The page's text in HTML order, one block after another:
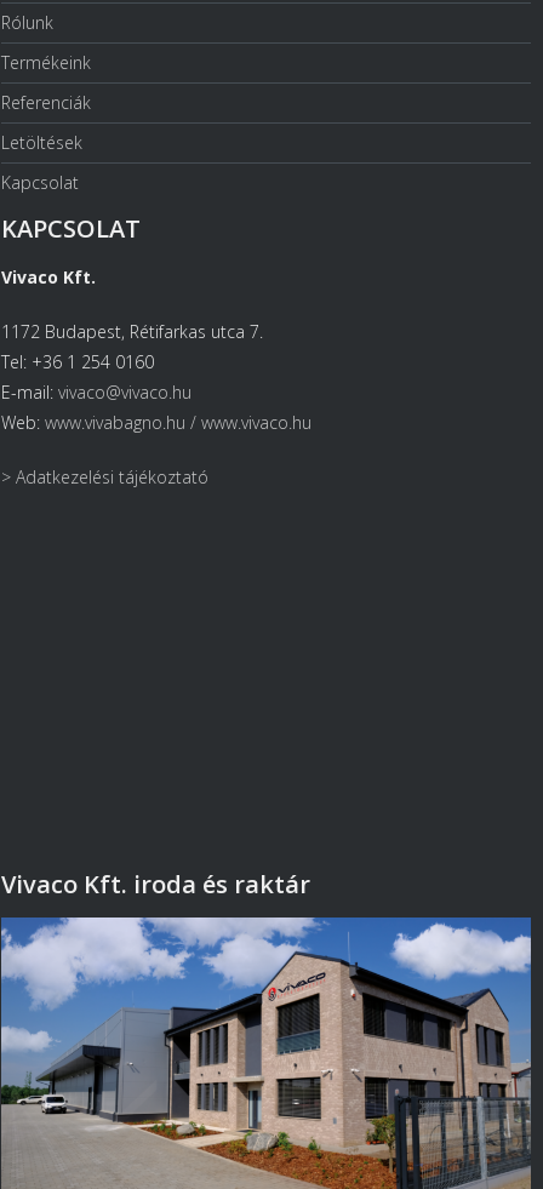
Rólunk
Termékeink
Referenciák
Letöltések
Kapcsolat
KAPCSOLAT
Vivaco Kft.
1172 Budapest, Rétifarkas utca 7.
Tel: +36 1 254 0160
E-mail:vivaco@vivaco.hu
Web:www.vivabagno.hu /www.vivaco.hu
> Adatkezelési tájékoztató
Vivaco Kft. iroda és raktár